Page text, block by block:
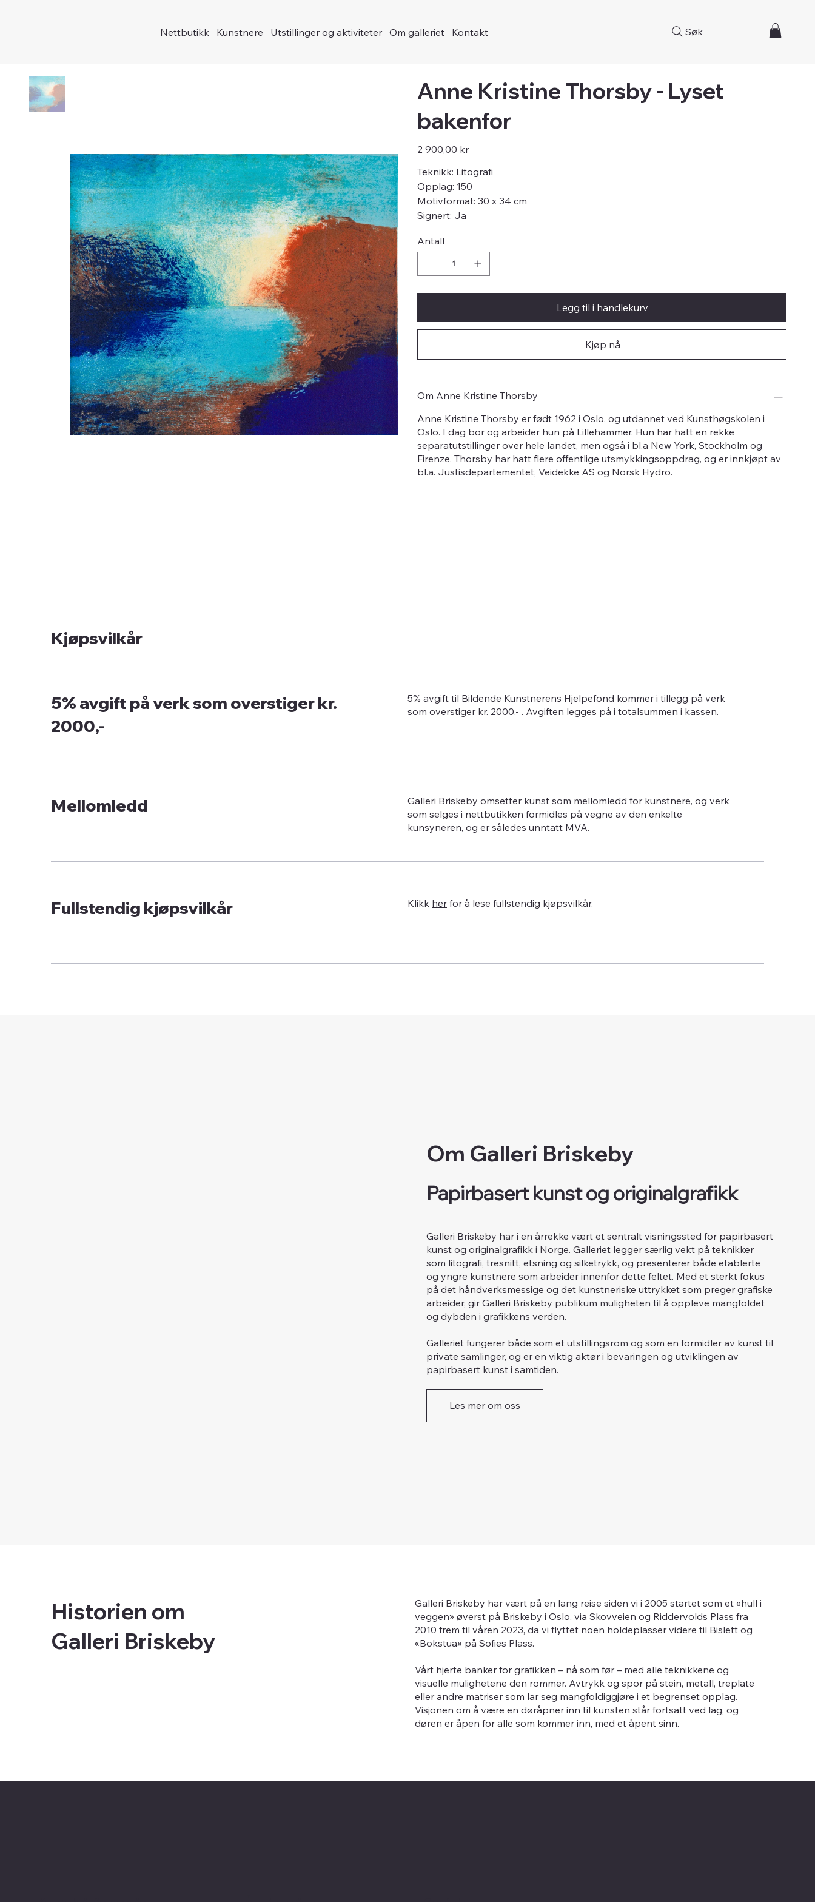
Nettbutikk Kunstnere Utstillinger og aktiviteter Om galleriet Kontakt Søk
Anne Kristine Thorsby - Lyset
bakenfor
Pris
2 900,00 kr
Teknikk: Litografi
Opplag: 150
Motivformat: 30 x 34 cm
Signert: Ja
Antall
Legg til i handlekurv
Kjøp nå
Om Anne Kristine Thorsby
Anne Kristine Thorsby er født 1962 i Oslo, og utdannet ved Kunsthøgskolen i
Oslo. I dag bor og arbeider hun på Lillehammer. Hun har hatt en rekke
separatutstillinger over hele landet, men også i bl.a New York, Stockholm og
Firenze. Thorsby har hatt flere offentlige utsmykkingsoppdrag, og er innkjøpt av
bl.a. Justisdepartementet, Veidekke AS og Norsk Hydro.
Kjøpsvilkår
5% avgift på verk som overstiger kr.
2000,-
5% avgift til Bildende Kunstnerens Hjelpefond kommer i tillegg på verk
som overstiger kr. 2000,- . Avgiften legges på i totalsummen i kassen.
Mellomledd
Galleri Briskeby omsetter kunst som mellomledd for kunstnere, og verk
som selges i nettbutikken formidles på vegne av den enkelte
kunsyneren, og er således unntatt MVA.
Fullstendig kjøpsvilkår Klikk her for å lese fullstendig kjøpsvilkår.
Om Galleri Briskeby
Papirbasert kunst og originalgrafikk
Galleri Briskeby har i en årrekke vært et sentralt visningssted for papirbasert
kunst og originalgrafikk i Norge. Galleriet legger særlig vekt på teknikker
som litografi, tresnitt, etsning og silketrykk, og presenterer både etablerte
og yngre kunstnere som arbeider innenfor dette feltet. Med et sterkt fokus
på det håndverksmessige og det kunstneriske uttrykket som preger grafiske
arbeider, gir Galleri Briskeby publikum muligheten til å oppleve mangfoldet
og dybden i grafikkens verden.
Galleriet fungerer både som et utstillingsrom og som en formidler av kunst til
private samlinger, og er en viktig aktør i bevaringen og utviklingen av
papirbasert kunst i samtiden.
Les mer om oss
Historien om
Galleri Briskeby
Galleri Briskeby har vært på en lang reise siden vi i 2005 startet som et «hull i
veggen» øverst på Briskeby i Oslo, via Skovveien og Riddervolds Plass fra
2010 frem til våren 2023, da vi flyttet noen holdeplasser videre til Bislett og
«Bokstua» på Sofies Plass.
Vårt hjerte banker for grafikken – nå som før – med alle teknikkene og
visuelle mulighetene den rommer. Avtrykk og spor på stein, metall, treplate
eller andre matriser som lar seg mangfoldiggjøre i et begrenset opplag.
Visjonen om å være en døråpner inn til kunsten står fortsatt ved lag, og
døren er åpen for alle som kommer inn, med et åpent sinn.